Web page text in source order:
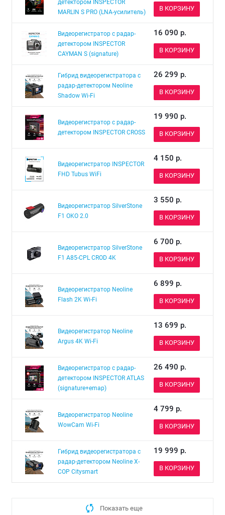
детектором INSPECTOR
MARLIN S PRO (LNA-усилитель)
В КОРЗИНУ
Видеорегистратор с радар-
детектором INSPECTOR
CAYMAN S (signature)
16 090 р.
В КОРЗИНУ
Гибрид видеорегистратора с
радар-детектором Neoline
Shadow Wi-Fi
26 299 р.
В КОРЗИНУ
Видеорегистратор с радар-
детектором INSPECTOR CROSS
19 990 р.
В КОРЗИНУ
Видеорегистратор INSPECTOR
FHD Tubus WiFi
4 150 р.
В КОРЗИНУ
Видеорегистратор SilverStone
F1 OKO 2.0
3 550 р.
В КОРЗИНУ
Видеорегистратор SilverStone
F1 A85-CPL CROD 4K
6 700 р.
В КОРЗИНУ
Видеорегистратор Neoline
Flash 2K Wi-Fi
6 899 р.
В КОРЗИНУ
Видеорегистратор Neoline
Argus 4K Wi-Fi
13 699 р.
В КОРЗИНУ
Видеорегистратор с радар-
детектором INSPECTOR ATLAS
(signature+emap)
26 490 р.
В КОРЗИНУ
Видеорегистратор Neoline
WowCam Wi-Fi
4 799 р.
В КОРЗИНУ
Гибрид видеорегистратора с
радар-детектором Neoline X-
COP Citysmart
19 999 р.
В КОРЗИНУ
Показать еще